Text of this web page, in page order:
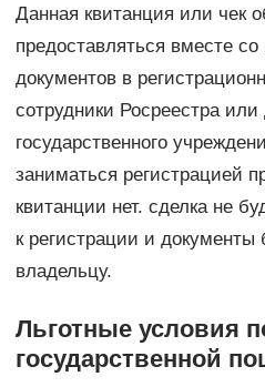
Данная квитанция или чек
предоставляться вместе
документов в
сотрудники Росреестра или
государственного
заниматься регистрацией
квитанции нет. сделка не
к регистрации и
владельцу.
Льготные условия
государственной